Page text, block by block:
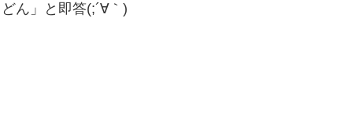
ん」と即答(;´∀｀)